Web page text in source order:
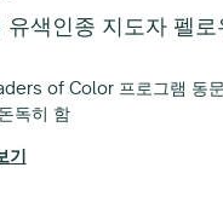
유색인종 지도자 펠
of Color 프로그램 동
독히 함
기